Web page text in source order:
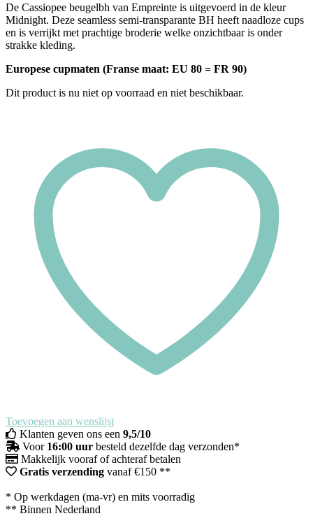
De Cassiopee beugelbh van Empreinte is uitgevoerd in de kleur
Midnight. Deze seamless semi-transparante BH heeft naadloze cups
en is verrijkt met prachtige broderie welke onzichtbaar is onder
strakke kleding.
Europese cupmaten (Franse maat: EU 80 = FR 90)
Dit product is nu niet op voorraad en niet beschikbaar.
Toevoegen aan wenslijst
Klanten geven ons een 9,5/10
Voor 16:00 uur besteld dezelfde dag verzonden*
Makkelijk vooraf of achteraf betalen
Gratis verzending vanaf €150 **
* Op werkdagen (ma-vr) en mits voorradig
** Binnen Nederland